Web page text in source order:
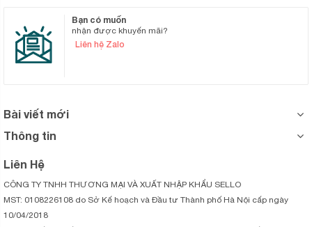
Bạn có muốn
nhận được khuyến mãi?
Liên hệ Zalo
Bài viết mới
Thông tin
Liên Hệ
CÔNG TY TNHH THƯƠNG MẠI VÀ XUẤT NHẬP KHẨU SELLO
MST: 0108226108 do Sở Kế hoạch và Đầu tư Thành phố Hà Nội cấp ngày
10/04/2018